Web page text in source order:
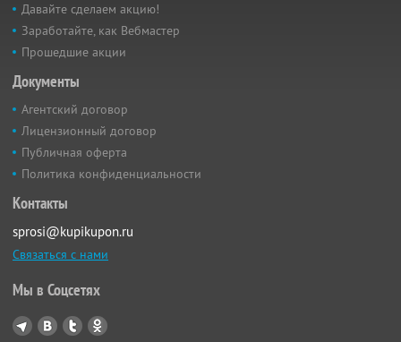
Давайте сделаем акцию!
Заработайте, как Вебмастер
Прошедшие акции
Документы
Агентский договор
Лицензионный договор
Публичная оферта
Политика конфиденциальности
Контакты
sprosi@kupikupon.ru
Связаться с нами
Мы в Соцсетях